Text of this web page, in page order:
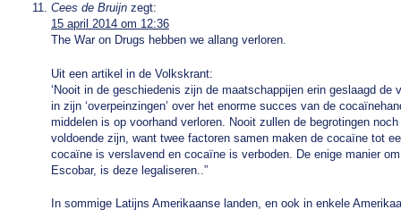
Cees de Bruijn zegt:
15 april 2014 om 12:36
The War on Drugs hebben we allang verloren.
Uit een artikel in de Volkskrant:
‘Nooit in de geschiedenis zijn de maatschappijen erin geslaagd de
in zijn ‘overpeinzingen’ over het enorme succes van de
middelen is op voorhand verloren. Nooit zullen de begrotingen
voldoende zijn, want twee factoren samen maken de cocaïne tot
cocaïne is verslavend en cocaïne is verboden. De enige manier
Escobar, is deze legaliseren..”
In sommige Latijns Amerikaanse landen, en ook in enkele